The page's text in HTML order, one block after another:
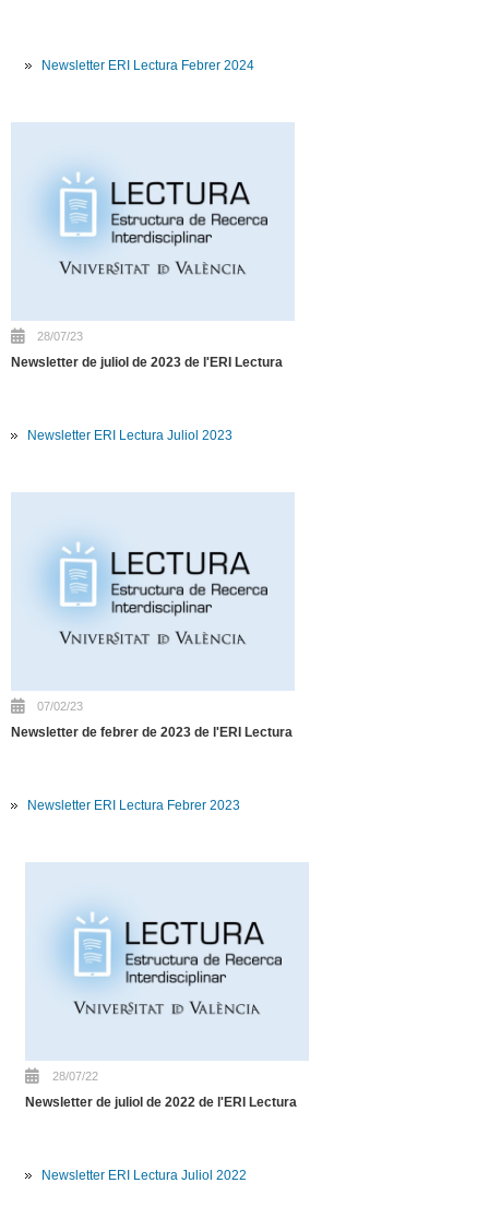
Newsletter ERI Lectura Febrer 2024
28/07/23
Newsletter de juliol de 2023 de l'ERI Lectura
Newsletter ERI Lectura Juliol 2023
07/02/23
Newsletter de febrer de 2023 de l'ERI Lectura
Newsletter ERI Lectura Febrer 2023
28/07/22
Newsletter de juliol de 2022 de l'ERI Lectura
Newsletter ERI Lectura Juliol 2022